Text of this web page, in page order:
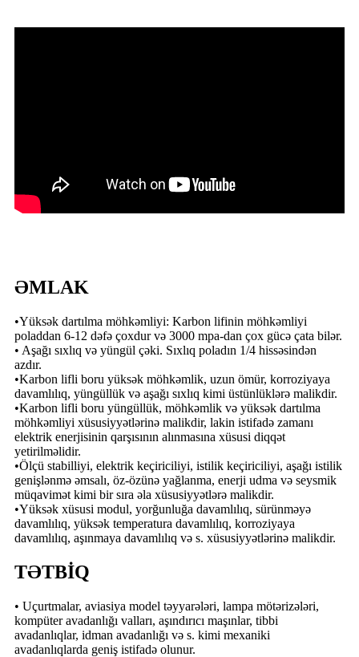
ƏMLAK
•Yüksək dartılma möhkəmliyi: Karbon lifinin möhkəmliyi
poladdan 6-12 dəfə çoxdur və 3000 mpa-dan çox gücə çata bilər.
• Aşağı sıxlıq və yüngül çəki. Sıxlıq poladın 1/4 hissəsindən
azdır.
•Karbon lifli boru yüksək möhkəmlik, uzun ömür, korroziyaya
davamlılıq, yüngüllük və aşağı sıxlıq kimi üstünlüklərə malikdir.
•Karbon lifli boru yüngüllük, möhkəmlik və yüksək dartılma
möhkəmliyi xüsusiyyətlərinə malikdir, lakin istifadə zamanı
elektrik enerjisinin qarşısının alınmasına xüsusi diqqət
yetirilməlidir.
•Ölçü stabilliyi, elektrik keçiriciliyi, istilik keçiriciliyi, aşağı istilik
genişlənmə əmsalı, öz-özünə yağlanma, enerji udma və seysmik
müqavimət kimi bir sıra əla xüsusiyyətlərə malikdir.
•Yüksək xüsusi modul, yorğunluğa davamlılıq, sürünməyə
davamlılıq, yüksək temperatura davamlılıq, korroziyaya
davamlılıq, aşınmaya davamlılıq və s. xüsusiyyətlərinə malikdir.
TƏTBİQ
• Uçurtmalar, aviasiya model təyyarələri, lampa mötərizələri,
kompüter avadanlığı valları, aşındırıcı maşınlar, tibbi
avadanlıqlar, idman avadanlığı və s. kimi mexaniki
avadanlıqlarda geniş istifadə olunur.